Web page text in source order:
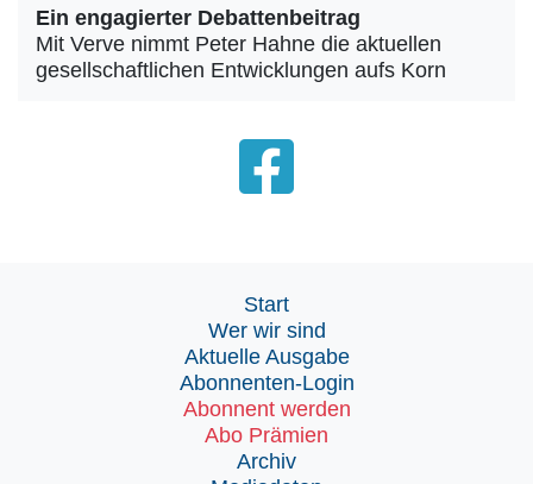
Ein engagierter Debattenbeitrag
Mit Verve nimmt Peter Hahne die aktuellen
gesellschaftlichen Entwicklungen aufs Korn
Start
Wer wir sind
Aktuelle Ausgabe
Abonnenten-Login
Abonnent werden
Abo Prämien
Archiv